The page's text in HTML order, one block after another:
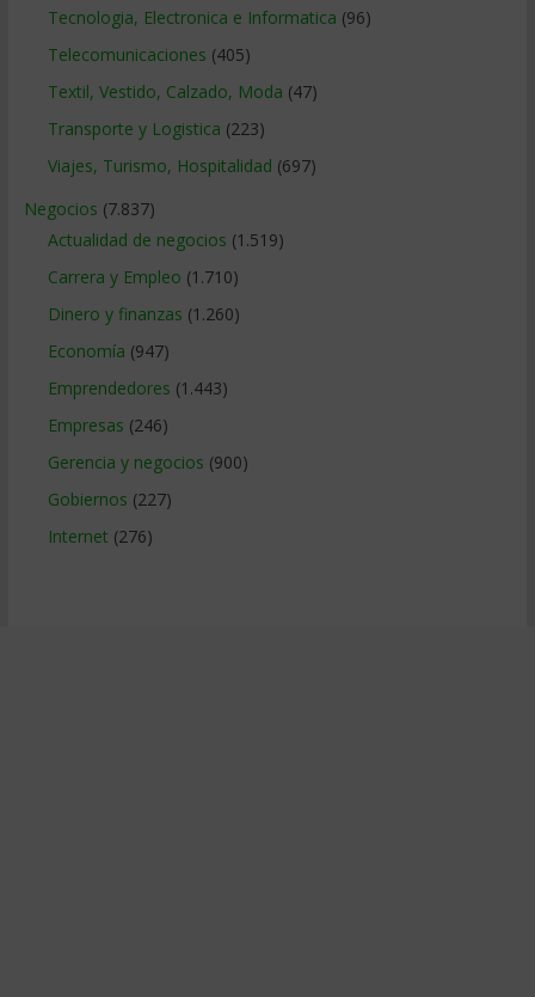
Tecnologia, Electronica e Informatica (96)
Telecomunicaciones (405)
Textil, Vestido, Calzado, Moda (47)
Transporte y Logistica (223)
Viajes, Turismo, Hospitalidad (697)
Negocios (7.837)
Actualidad de negocios (1.519)
Carrera y Empleo (1.710)
Dinero y finanzas (1.260)
Economía (947)
Emprendedores (1.443)
Empresas (246)
Gerencia y negocios (900)
Gobiernos (227)
Internet (276)